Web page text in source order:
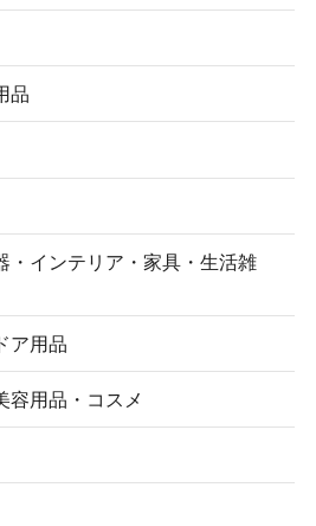
品
・インテリア・家具・生活雑
ア用品
容用品・コスメ